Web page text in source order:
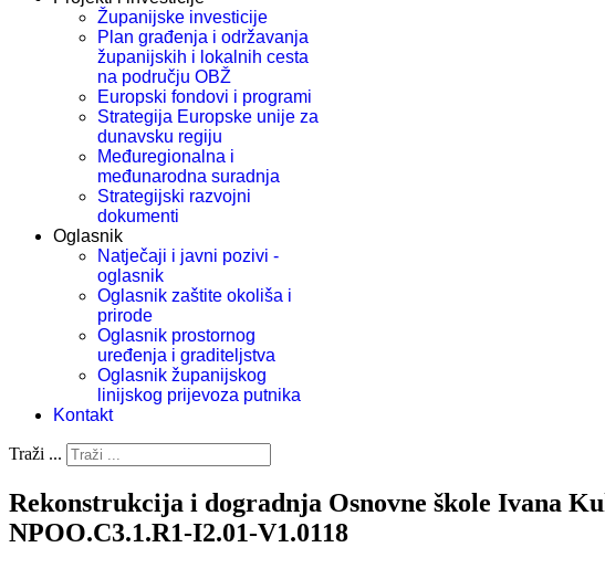
Županijske investicije
Plan građenja i održavanja
županijskih i lokalnih cesta
na području OBŽ
Europski fondovi i programi
Strategija Europske unije za
dunavsku regiju
Međuregionalna i
međunarodna suradnja
Strategijski razvojni
dokumenti
Oglasnik
Natječaji i javni pozivi -
oglasnik
Oglasnik zaštite okoliša i
prirode
Oglasnik prostornog
uređenja i graditeljstva
Oglasnik županijskog
linijskog prijevoza putnika
Kontakt
Traži ...
Rekonstrukcija i dogradnja Osnovne škole Ivana
NPOO.C3.1.R1-I2.01-V1.0118